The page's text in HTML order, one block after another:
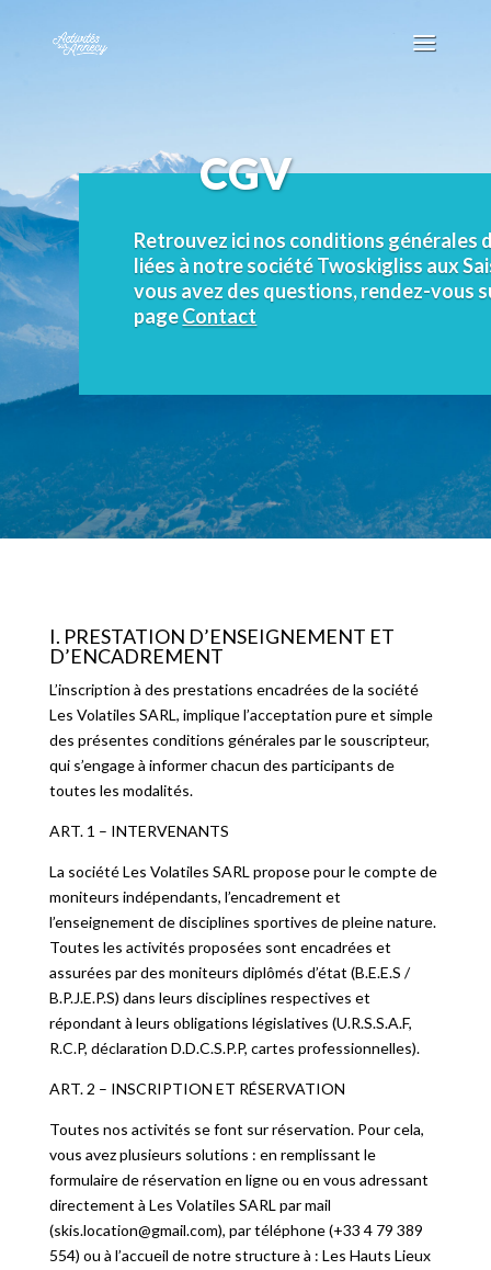
CGV
Retrouvez ici nos conditions générales
liées à notre société Twoskigliss aux
vous avez des questions, rendez-vous
pageContact
I. PRESTATION D’ENSEIGNEMENT ET
D’ENCADREMENT
L’inscription à des prestations encadrées de la société
Les Volatiles SARL, implique l’acceptation pure et simple
des présentes conditions générales par le souscripteur,
qui s’engage à informer chacun des participants de
toutes les modalités.
ART. 1 – INTERVENANTS
La société Les Volatiles SARL propose pour le compte de
moniteurs indépendants, l’encadrement et
l’enseignement de disciplines sportives de pleine nature.
Toutes les activités proposées sont encadrées et
assurées par des moniteurs diplômés d’état (B.E.E.S /
B.P.J.E.P.S) dans leurs disciplines respectives et
répondant à leurs obligations législatives (U.R.S.S.A.F,
R.C.P, déclaration D.D.C.S.P.P, cartes professionnelles).
ART. 2 – INSCRIPTION ET RÉSERVATION
Toutes nos activités se font sur réservation. Pour cela,
vous avez plusieurs solutions : en remplissant le
formulaire de réservation en ligne ou en vous adressant
directement à Les Volatiles SARL par mail
(skis.location@gmail.com), par téléphone (+33 4 79 389
554) ou à l’accueil de notre structure à : Les Hauts Lieux